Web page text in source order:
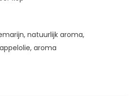
natuurlijk aroma,
aroma